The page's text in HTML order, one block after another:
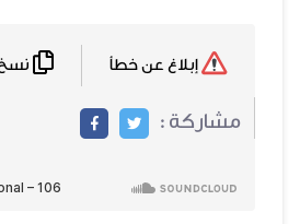
مشاركة :